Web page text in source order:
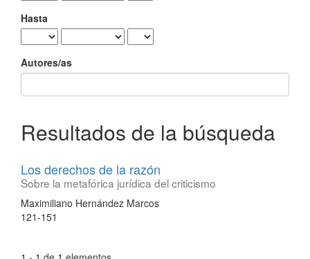
Hasta
Autores/as
Resultados de la búsqueda
Los derechos de la razón
Sobre la metafórica jurídica del criticismo
Maximiliano Hernández Marcos
121-151